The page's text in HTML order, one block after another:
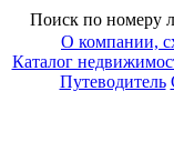
Поиск по номеру
О компании,
Каталог
Путеводитель